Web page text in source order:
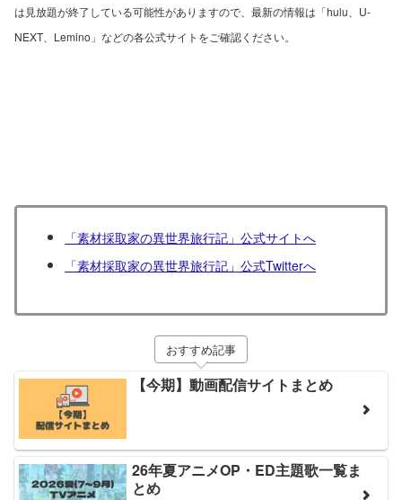
は見放題が終了している可能性がありますので、最新の情報は「hulu、U-
NEXT、Lemino」などの各公式サイトをご確認ください。
「素材採取家の異世界旅行記」公式サイトへ
「素材採取家の異世界旅行記」公式Twitterへ
おすすめ記事
【今期】動画配信サイトまとめ
26年夏アニメOP・ED主題歌一覧ま
とめ